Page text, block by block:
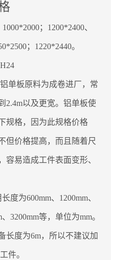
；1200*2400、
；1220*2440。
单板原料为成卷进厂，常
2.4m以及更宽。铝单板使
规格，因为此规格价格
但价格提高，而且随着尺
容易造成工件表面变形、
度为600mm、1200mm、
3200mm等，单位为mm。
长度为6m，所以不建议加
件。